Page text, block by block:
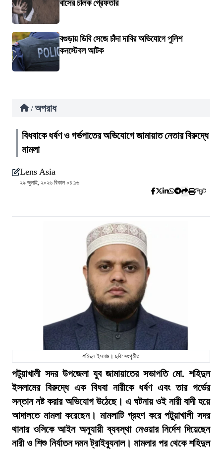
বাসের চালক গ্রেফতার
বগুড়ায় ডিবি সেজে চাঁদা দাবির অভিযোগে পুলিশ
কনস্টেবল আটক
/ অপরাধ
বিধবাকে ধর্ষণ ও গর্ভপাতের অভিযোগে জামায়াত নেতার বিরুদ্ধে
মামলা
Lens Asia
২৯ জুলাই, ২০২৬ বিকাল ০৪:১৬
প্রিন্ট
শহিদুল ইসলাম। ছবি: সংগৃহীত
পটুয়াখালী সদর উপজেলা যুব জামায়াতের সভাপতি মো. শহিদুল
ইসলামের বিরুদ্ধে এক বিধবা নারীকে ধর্ষণ এবং তার গর্ভের
সন্তান নষ্ট করার অভিযোগ উঠেছে। এ ঘটনায় ওই নারী বাদী হয়ে
আদালতে মামলা করেছেন। মামলাটি গ্রহণ করে পটুয়াখালী সদর
থানার ওসিকে আইন অনুযায়ী ব্যবস্থা নেওয়ার নির্দেশ দিয়েছেন
নারী ও শিশু নির্যাতন দমন ট্রাইব্যুনাল। মামলার পর থেকে শহিদুল